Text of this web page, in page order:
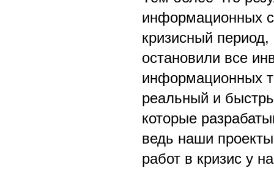
информационных
кризисный
остановили все
информационных
реальный и
которые
ведь наши
работ в кризис у